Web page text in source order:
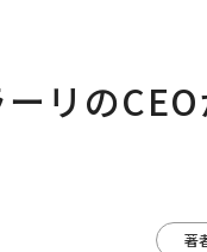
リのCEO
著